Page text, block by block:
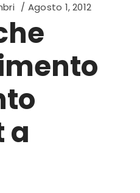
Agosto 1, 2012
a